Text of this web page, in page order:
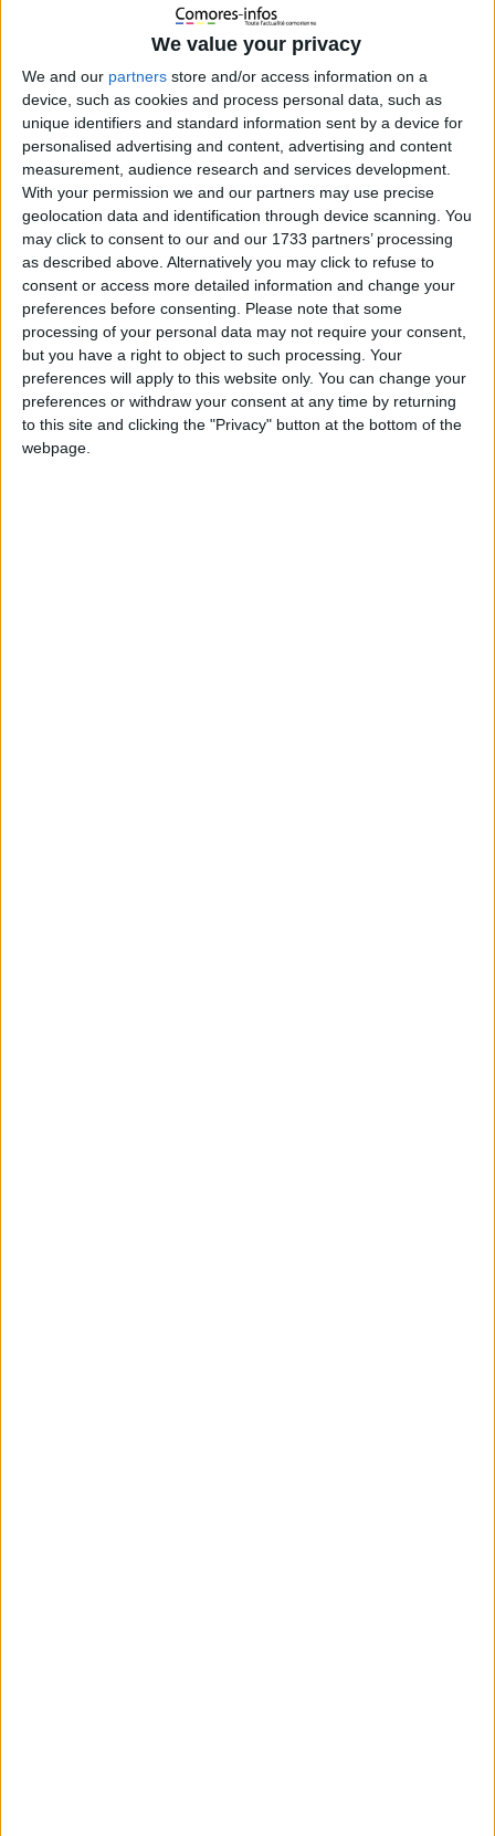
We value your privacy
We and our partners store and/or access information on a
device, such as cookies and process personal data, such as
unique identifiers and standard information sent by a device for
personalised advertising and content, advertising and content
measurement, audience research and services development.
With your permission we and our partners may use precise
geolocation data and identification through device scanning. You
may click to consent to our and our 1733 partners’ processing
as described above. Alternatively you may click to refuse to
consent or access more detailed information and change your
preferences before consenting. Please note that some
processing of your personal data may not require your consent,
but you have a right to object to such processing. Your
preferences will apply to this website only. You can change your
preferences or withdraw your consent at any time by returning
to this site and clicking the "Privacy" button at the bottom of the
webpage.
Chroniques Pimentées
Santé
Éducation
Sport
Femme
HIGH TECH
Insolites
International
Océan indien
Qui sommes nous ?
Politique de cookies (UE)
Accueil Média FB_IMG_16393002616284478.jpg
FB_IMG_16393002616284478.jpg